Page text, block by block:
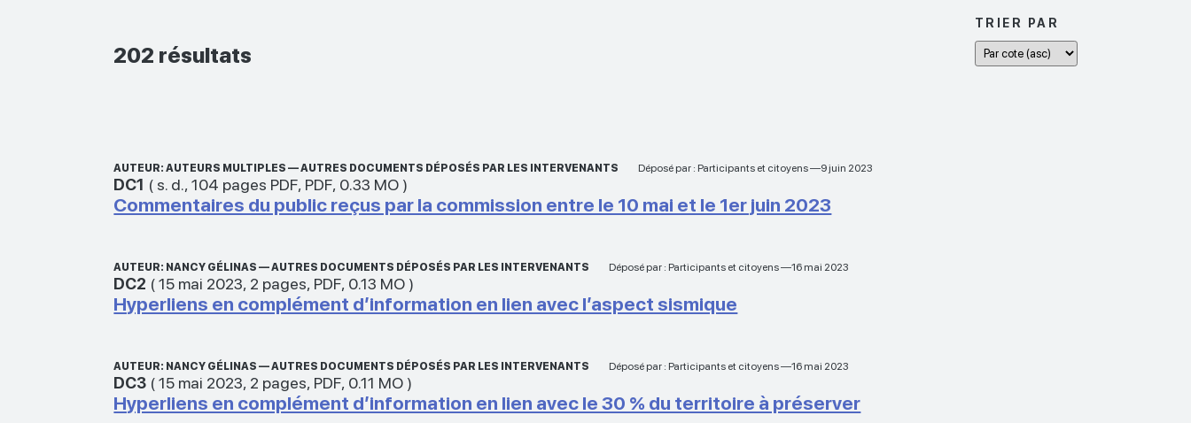
202 résultats
TRIER PAR
AUTEUR: AUTEURS MULTIPLES — AUTRES DOCUMENTS DÉPOSÉS PAR LES INTERVENANTS Déposé par : Participants et citoyens —9 juin 2023
DC1 ( s. d.,104 pages PDF, PDF, 0.33 MO )
Commentaires du public reçus par la commission entre le 10 mai et le 1er juin 2023
AUTEUR: NANCY GÉLINAS — AUTRES DOCUMENTS DÉPOSÉS PAR LES INTERVENANTS Déposé par : Participants et citoyens —16 mai 2023
DC2 (15 mai 2023, 2 pages, PDF, 0.13 MO )
Hyperliens en complément d’information en lien avec l’aspect sismique
AUTEUR: NANCY GÉLINAS — AUTRES DOCUMENTS DÉPOSÉS PAR LES INTERVENANTS Déposé par : Participants et citoyens —16 mai 2023
DC3 (15 mai 2023, 2 pages, PDF, 0.11 MO )
Hyperliens en complément d’information en lien avec le 30 % du territoire à préserver